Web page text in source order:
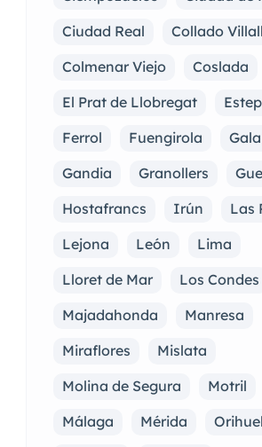
Ciudad Real
Collado
Colmenar Viejo
Coslada
El Prat de Llobregat
Ferrol
Fuengirola
Gandia
Granollers
Hostafrancs
Irún
Las
Lejona
León
Lima
Lloret de Mar
Los Condes
Majadahonda
Manresa
Miraflores
Mislata
Molina de Segura
Motril
Málaga
Mérida